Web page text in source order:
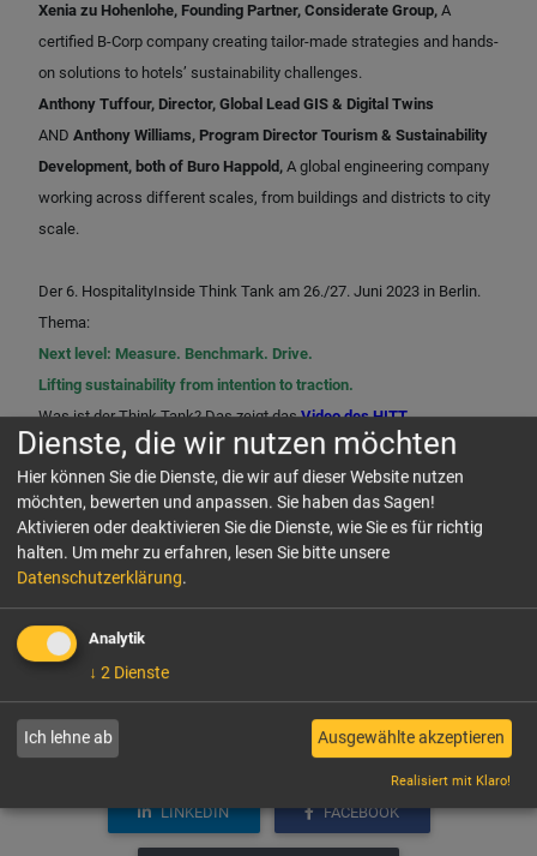
Xenia zu Hohenlohe, Founding Partner, Considerate Group, A
certified B-Corp company creating tailor-made strategies and hands-
on solutions to hotels’ sustainability challenges.
Anthony Tuffour, Director, Global Lead GIS & Digital Twins
AND Anthony Williams, Program Director Tourism & Sustainability
Development, both of Buro Happold, A global engineering company
working across different scales, from buildings and districts to city
scale.
Der 6. HospitalityInside Think Tank am 26./27. Juni 2023 in Berlin.
Thema:
Next level: Measure. Benchmark. Drive.
Lifting sustainability from intention to traction.
Was ist der Think Tank? Das zeigt dasVideo des HITT
2022 einschliesslich Teilnehmer-Kommentaren.
Die Details? Programm, Speaker, Sponsoren, Preise und
Registrierung?
Alles auf
www.hitt.world
Wir danken den HITT-Sponsoren 2023:
LINKEDIN FACEBOOK
Dienste, die wir nutzen möchten
Hier können Sie die Dienste, die wir auf dieser Website nutzen
möchten, bewerten und anpassen. Sie haben das Sagen!
Aktivieren oder deaktivieren Sie die Dienste, wie Sie es für richtig
halten. Um mehr zu erfahren, lesen Sie bitte unsere
Datenschutzerklärung.
Analytik
↓ 2 Dienste
Ich lehne ab Ausgewählte akzeptieren
Realisiert mit Klaro!